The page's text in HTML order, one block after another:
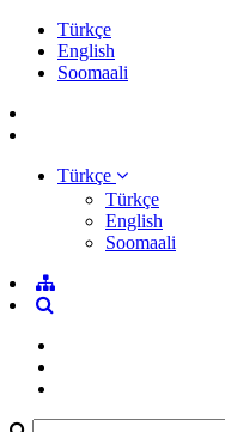
Türkçe
English
Soomaali
Türkçe
Türkçe
English
Soomaali